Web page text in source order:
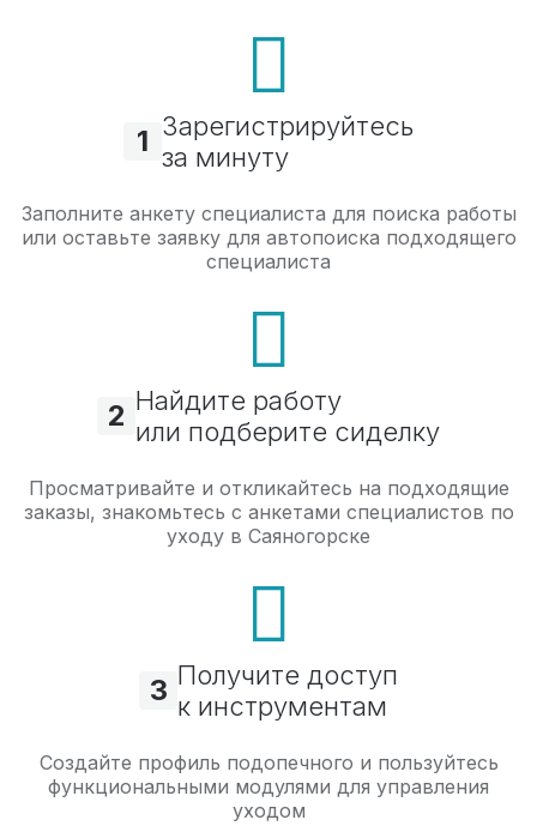
1 Зарегистрируйтесь
за минуту
Заполните анкету специалиста для поиска работы
или оставьте заявку для автопоиска подходящего
специалиста
2 Найдите работу
или подберите сиделку
Просматривайте и откликайтесь на подходящие
заказы, знакомьтесь с анкетами специалистов по
уходу в Саяногорске
3 Получите доступ
к инструментам
Создайте профиль подопечного и пользуйтесь
функциональными модулями для управления
уходом